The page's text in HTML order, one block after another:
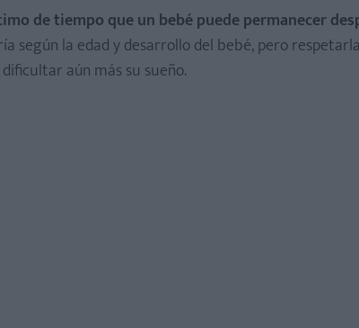
de tiempo que un bebé puede permanecer
según la edad y desarrollo del bebé, pero
aún más su sueño.